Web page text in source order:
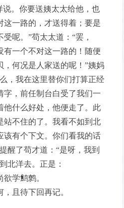
说。你要送姨太太给他，也
这一路的，才送得着；要是
呢。”苟太太道：“罢，
有一个不对这一路的！随便
，何况是人家送的呢！”姨妈
，我在这里替你们打算正经
字，前任制台白受了我们一
他什么好处，他便走了。此
站不住的了。我看不如到北
该有个下文。你们看我的话
醒了苟才道：“是呀，我到
北洋去。正是：
学鹪鹩。
且待下回再记。